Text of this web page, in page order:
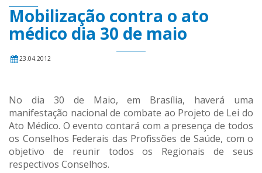
Mobilização contra o ato
médico dia 30 de maio
23.04.2012
No dia 30 de Maio, em Brasília, haverá uma
manifestação nacional de combate ao Projeto de Lei do
Ato Médico. O evento contará com a presença de todos
os Conselhos Federais das Profissões de Saúde, com o
objetivo de reunir todos os Regionais de seus
respectivos Conselhos.